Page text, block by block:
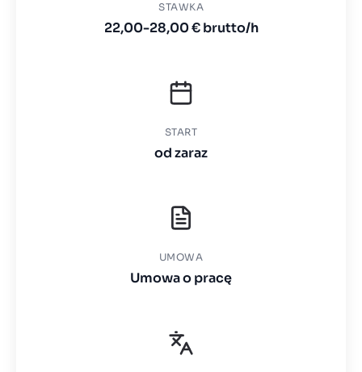
STAWKA
22,00-28,00 € brutto/h
START
od zaraz
UMOWA
Umowa o pracę